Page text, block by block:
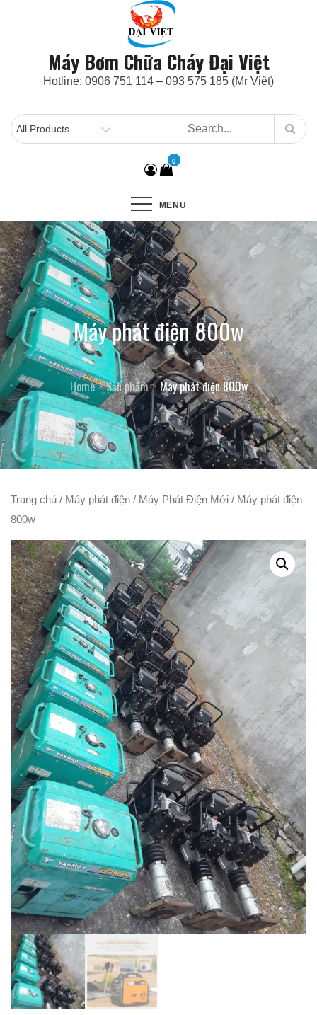
Máy Bơm Chữa Cháy Đại Việt
Hotline: 0906 751 114 – 093 575 185 (Mr Việt)
0
MENU
Máy phát điện 800w
Home Sản phẩm Máy phát điện 800w
Trang chủ / Máy phát điện / Máy Phát Điện Mới / Máy phát điện
800w